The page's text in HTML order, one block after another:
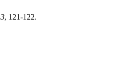
3, 121-122.